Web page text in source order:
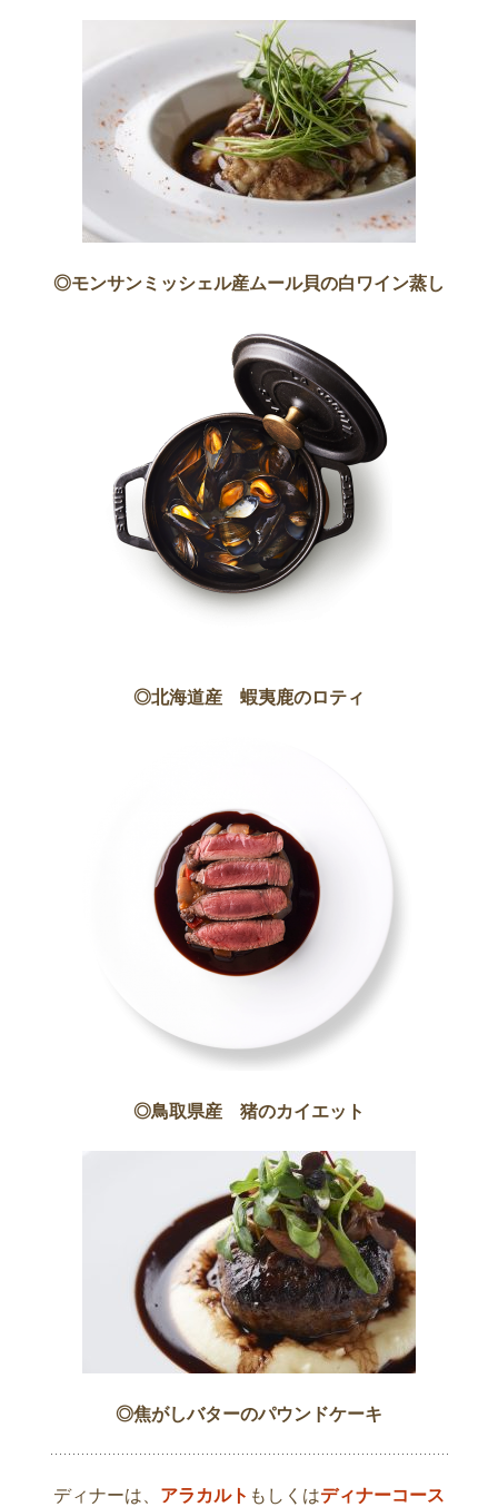
◎モンサンミッシェル産ムール貝の白ワイン蒸し
◎北海道産 蝦夷鹿のロティ
◎鳥取県産 猪のカイエット
◎焦がしバターのパウンドケーキ
ディナーは、 アラカルト もしくはディナーコース